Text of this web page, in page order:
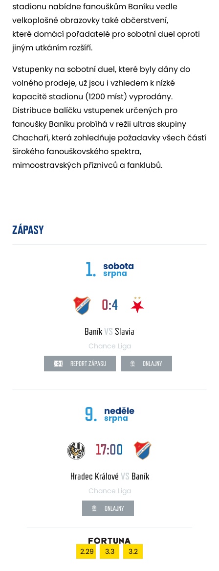
stadionu nabídne fanouškům Baníku vedle
velkoplošné obrazovky také občerstvení,
které domácí pořadatelé pro sobotní duel oproti
jiným utkáním rozšíří.
Vstupenky na sobotní duel, které byly dány do
volného prodeje, už jsou i vzhledem k nízké
kapacitě stadionu (1200 míst) vyprodány.
Distribuce balíčku vstupenek určených pro
fanoušky Baníku probíhá v režii ultras skupiny
Chachaři, která zohledňuje požadavky všech částí
širokého fanouškovského spektra,
mimoostravských příznivců a fanklubů.
ZÁPASY
1. sobota
srpna
0:4
BaníkVS Slavia
Chance Liga
REPORT ZÁPASU ONLAJNY
9. neděle
srpna
17:00
Hradec Králové VS Baník
Chance Liga
ONLAJNY
2.29 3.3 3.2